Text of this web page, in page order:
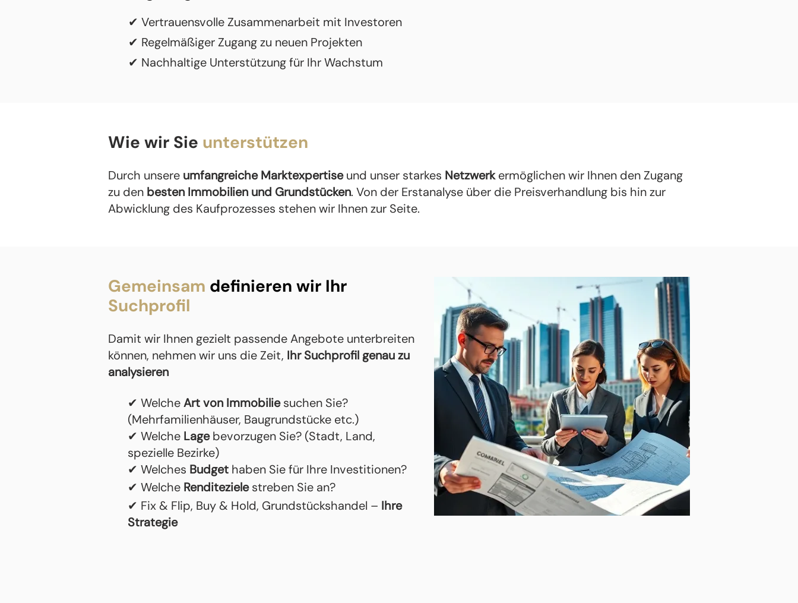
✔ Vertrauensvolle Zusammenarbeit mit Investoren
✔ Regelmäßiger Zugang zu neuen Projekten
✔ Nachhaltige Unterstützung für Ihr Wachstum
Wie wir Sie unterstützen
Durch unsere umfangreiche Marktexpertiseund unser starkes Netzwerkermöglichen wir Ihnen den Zugang
zu den besten Immobilien und Grundstücken. Von der Erstanalyse über die Preisverhandlung bis hin zur
Abwicklung des Kaufprozesses stehen wir Ihnen zur Seite.
Gemeinsam definieren wir Ihr
Suchprofil
Damit wir Ihnen gezielt passende Angebote unterbreiten
können, nehmen wir uns die Zeit, Ihr Suchprofil genau zu
analysieren
✔ WelcheArt von Immobiliesuchen Sie?
(Mehrfamilienhäuser, Baugrundstücke etc.)
✔ Welche Lagebevorzugen Sie? (Stadt, Land,
spezielle Bezirke)
✔ Welches Budget haben Sie für Ihre Investitionen?
✔ Welche Renditezielestreben Sie an?
✔ Fix & Flip, Buy & Hold, Grundstückshandel – Ihre
Strategie